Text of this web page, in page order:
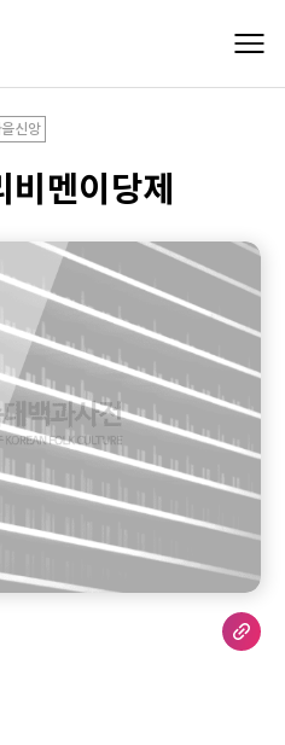
을신앙
멘이당제